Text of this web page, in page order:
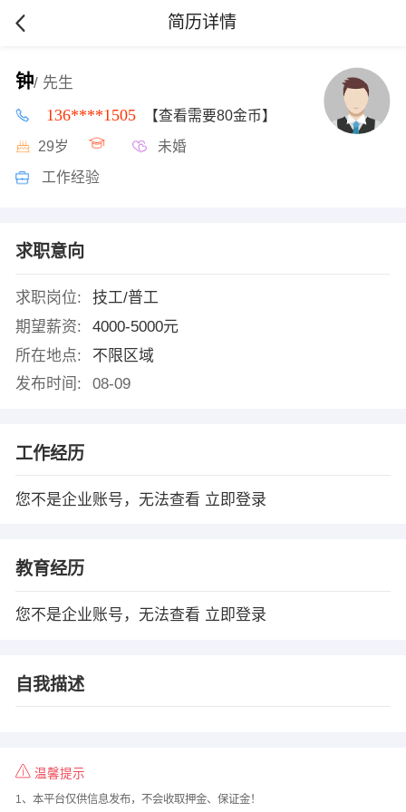
简历详情
钟/ 先生
136****1505 【查看需要80金币】
29岁 未婚
工作经验
求职意向
求职岗位:
技工/普工
期望薪资:
4000-5000元
所在地点:
不限区域
发布时间:
08-09
工作经历
您不是企业账号，无法查看 立即登录
教育经历
您不是企业账号，无法查看 立即登录
自我描述
温馨提示
1、本平台仅供信息发布，不会收取押金、保证金！